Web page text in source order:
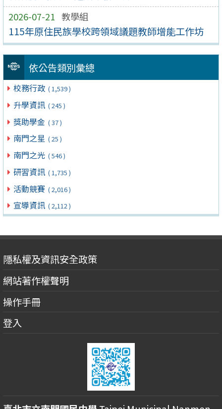
2026-07-21 教學組
115年原住民族學校跨領域議題教師增能工作坊
依公告類別彙總
校務行政 ( 1,539 )
升學資訊 ( 245 )
獎助學金 ( 37 )
南門之星 ( 25 )
南門之光 ( 546 )
研習資訊 ( 1,735 )
活動競賽 ( 2,016 )
宣導資訊 ( 2,112 )
隱私權及資訊安全政策
網站著作權聲明
操作手冊
登入